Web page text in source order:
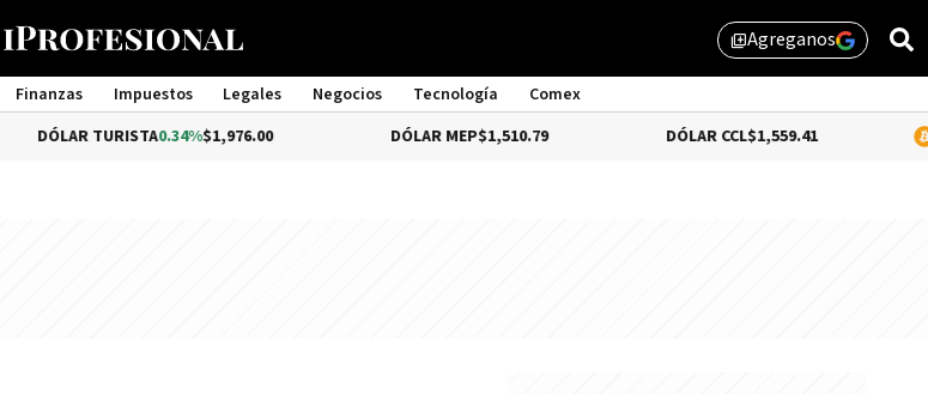
library_addAgreganos
Finanzas Impuestos Legales Negocios Tecnología
Comex
Management
TURISTA0.34%$1,976.00 DÓLAR MEP$1,510.79 $1,559.41